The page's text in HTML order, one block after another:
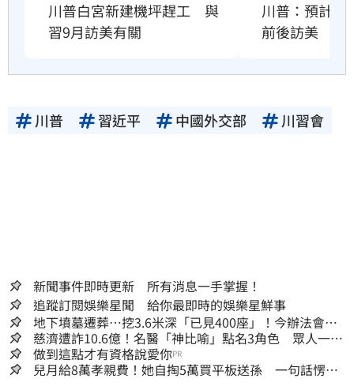
川普白宮新建機坪趕工　與
習9月訪美有關
川普：預計習
前後訪美
川普 習近平 中國外交部 川習會
新聞事件即時更新 所有消息一手掌握！
追蹤訂閱娛樂星聞 給你最即時的娛樂星鮮事
地下墳墓遷葬…挖3.6米深「已見400座」！今辦法會安
撫祖先
慈濟遭詐10.6億！名醫「神比喻」點名3角色 眾人一看
秒懂讚：好傳神
做到這點才有資格說愛你PR
兒月給8萬孝親費！她自掏5萬買平板送孫 一句話愣原